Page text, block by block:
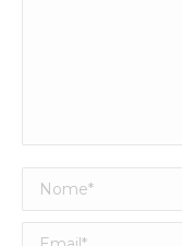
Nome *
Email *